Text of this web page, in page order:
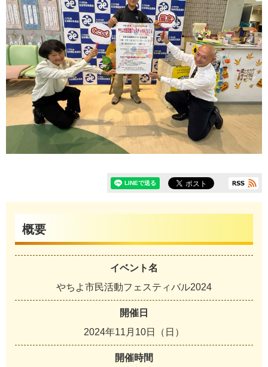
概要
イベント名
やちよ市民活動フェスティバル2024
開催日
2024年11月10日（日）
開催時間